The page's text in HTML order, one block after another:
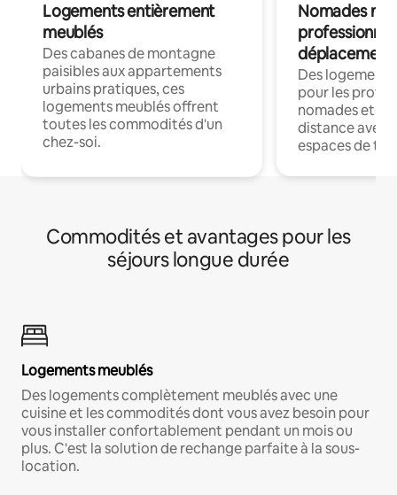
Logements entièrement
meublés
Des cabanes de montagne
paisibles aux appartements
urbains pratiques, ces
logements meublés offrent
toutes les commodités d'un
chez-soi.
Nomades
déplacement
Des
pour les
nomades et
distance avec
espaces de
Commodités et avantages pour les
séjours longue durée
Logements meublés
Des logements complètement meublés avec une
cuisine et les commodités dont vous avez besoin pour
vous installer confortablement pendant un mois ou
plus. C'est la solution de rechange parfaite à la sous-
location.